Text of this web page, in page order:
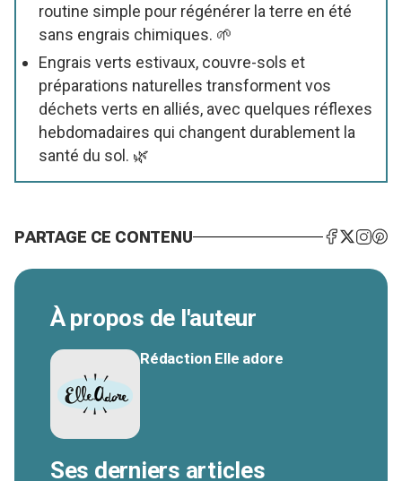
routine simple pour régénérer la terre en été
sans engrais chimiques. 🌱
Engrais verts estivaux, couvre-sols et
préparations naturelles transforment vos
déchets verts en alliés, avec quelques réflexes
hebdomadaires qui changent durablement la
santé du sol. 🌿
PARTAGE CE CONTENU
À propos de l'auteur
Rédaction Elle adore
Ses derniers articles